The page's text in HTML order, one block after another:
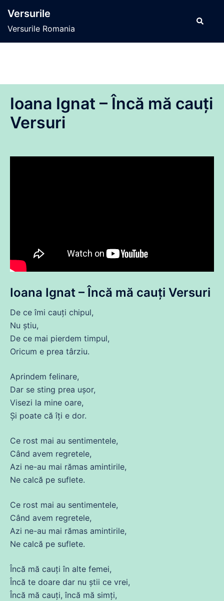
conținut
Versurile
Versurile Romania
Caută
Ioana Ignat – Încă mă cauți
Versuri
Ioana Ignat – Încă mă cauți Versuri
De ce îmi cauți chipul,
Nu știu,
De ce mai pierdem timpul,
Oricum e prea târziu.
Aprindem felinare,
Dar se sting prea ușor,
Visezi la mine oare,
Și poate că îți e dor.
Ce rost mai au sentimentele,
Când avem regretele,
Azi ne-au mai rămas amintirile,
Ne calcă pe suflete.
Ce rost mai au sentimentele,
Când avem regretele,
Azi ne-au mai rămas amintirile,
Ne calcă pe suflete.
Încă mă cauți în alte femei,
Încă te doare dar nu știi ce vrei,
Încă mă cauți, încă mă simți,